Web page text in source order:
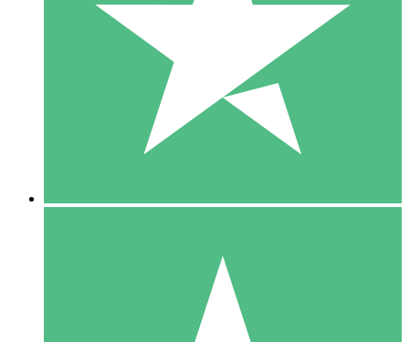
Paga a consumo con crediti di download. Nessun impegno
1 Download
10
US$1500
10 Download
20